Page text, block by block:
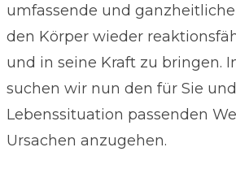
umfassende und
den Körper wieder
und in seine Kraft zu bringen.
suchen wir nun den für Sie
Lebenssituation passenden
Ursachen anzugehen.